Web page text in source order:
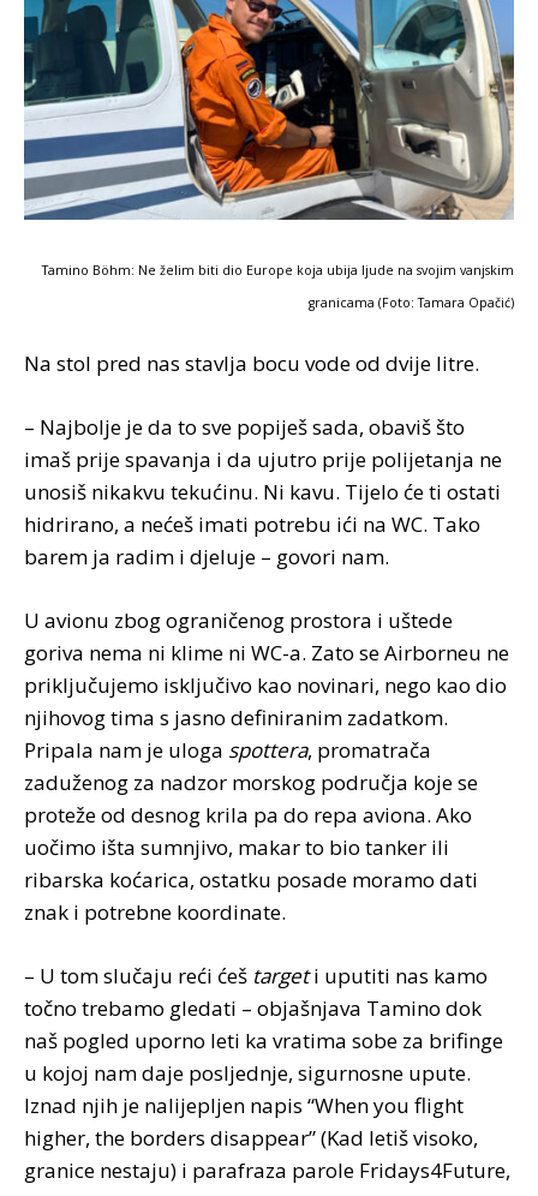
Tamino Böhm: Ne želim biti dio Europe koja ubija ljude na svojim vanjskim
granicama (Foto: Tamara Opačić)
Na stol pred nas stavlja bocu vode od dvije litre.
– Najbolje je da to sve popiješ sada, obaviš što
imaš prije spavanja i da ujutro prije polijetanja ne
unosiš nikakvu tekućinu. Ni kavu. Tijelo će ti ostati
hidrirano, a nećeš imati potrebu ići na WC. Tako
barem ja radim i djeluje – govori nam.
U avionu zbog ograničenog prostora i uštede
goriva nema ni klime ni WC-a. Zato se Airborneu ne
priključujemo isključivo kao novinari, nego kao dio
njihovog tima s jasno definiranim zadatkom.
Pripala nam je uloga spottera, promatrača
zaduženog za nadzor morskog područja koje se
proteže od desnog krila pa do repa aviona. Ako
uočimo išta sumnjivo, makar to bio tanker ili
ribarska koćarica, ostatku posade moramo dati
znak i potrebne koordinate.
– U tom slučaju reći ćeš targeti uputiti nas kamo
točno trebamo gledati – objašnjava Tamino dok
naš pogled uporno leti ka vratima sobe za brifinge
u kojoj nam daje posljednje, sigurnosne upute.
Iznad njih je nalijepljen napis “When you flight
higher, the borders disappear” (Kad letiš visoko,
granice nestaju) i parafraza parole Fridays4Future,